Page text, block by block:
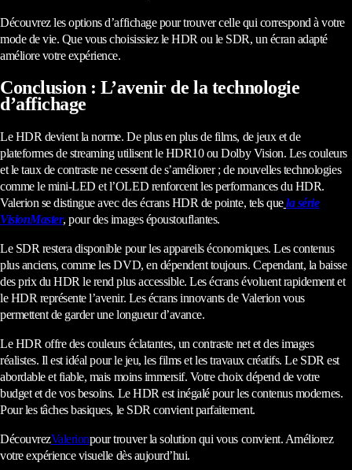
Découvrez les options d’affichage pour trouver celle qui correspond à votre
mode de vie. Que vous choisissiez le HDR ou le SDR, un écran adapté
améliore votre expérience.
Conclusion : L’avenir de la technologie
d’affichage
Le HDR devient la norme. De plus en plus de films, de jeux et de
plateformes de streaming utilisent le HDR10 ou Dolby Vision. Les couleurs
et le taux de contraste ne cessent de s’améliorer ; de nouvelles technologies
comme le mini-LED et l’OLED renforcent les performances du HDR.
Valerion se distingue avec des écrans HDR de pointe, tels que la série
VisionMaster, pour des images époustouflantes.
Le SDR restera disponible pour les appareils économiques. Les contenus
plus anciens, comme les DVD, en dépendent toujours. Cependant, la baisse
des prix du HDR le rend plus accessible. Les écrans évoluent rapidement et
le HDR représente l’avenir. Les écrans innovants de Valerion vous
permettent de garder une longueur d’avance.
Le HDR offre des couleurs éclatantes, un contraste net et des images
réalistes. Il est idéal pour le jeu, les films et les travaux créatifs. Le SDR est
abordable et fiable, mais moins immersif. Votre choix dépend de votre
budget et de vos besoins. Le HDR est inégalé pour les contenus modernes.
Pour les tâches basiques, le SDR convient parfaitement.
DécouvrezValerionpour trouver la solution qui vous convient. Améliorez
votre expérience visuelle dès aujourd’hui.